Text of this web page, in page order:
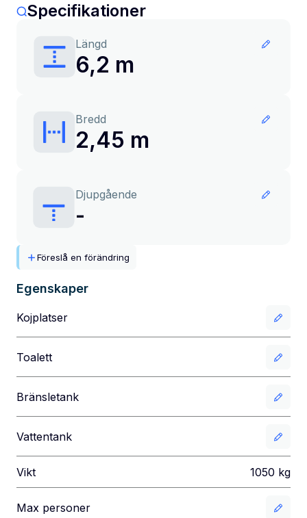
Specifikationer
Längd
6,2 m
Bredd
2,45 m
Djupgående
-
Föreslå en förändring
Egenskaper
Kojplatser
Toalett
Bränsletank
Vattentank
Vikt 1050 kg
Max personer